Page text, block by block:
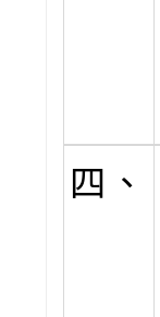
四、